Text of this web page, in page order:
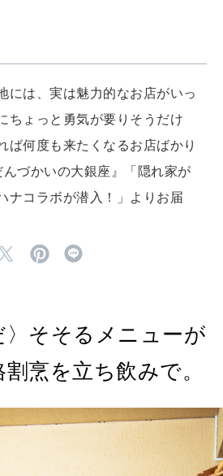
いい人生って？
MAGAZINE
おいしく遊ぶ、夏のご褒美旅。」
カルが 教えてくれた 本当の歩き方。」
ンドが生まれる 新しい一流店へ。」
“大好き”に出会いに。韓国」
来をつくる、学びの教科書。」
MOOK
FOLLOW US!
には、実は魅力的なお店がいっ
ちょっと勇気が要りそうだけ
ば何度も来たくなるお店ばかり
づかいの大銀座』「隠れ家が
ナコラボが潜入！」よりお届
〉そそるメニューが
烹を立ち飲みで。